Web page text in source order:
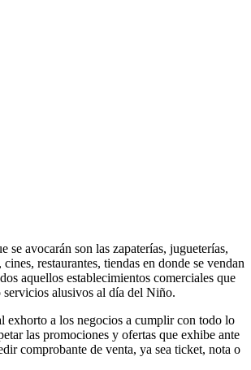
se avocarán son las zapaterías, jugueterías,
restaurantes, tiendas en donde se vendan
aquellos establecimientos comerciales que
servicios alusivos al día del Niño.
exhorto a los negocios a cumplir con todo lo
las promociones y ofertas que exhibe ante
comprobante de venta, ya sea ticket, nota o